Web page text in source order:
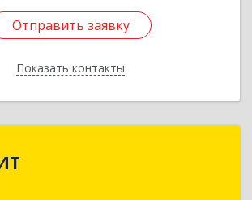
Отправить заявку
Показать контакты
Отправить заявку
Назад
обл, Новоузенский р-н,